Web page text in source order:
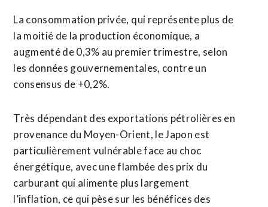
La consommation privée, ⁠qui représente plus de
la moitié ​de la ​production économique, a
augmenté de 0,3% au premier trimestre, ​selon
les données gouvernementales, contre un
consensus de +0,2%.
Très dépendant des exportations ‌pétrolières en
provenance ​du Moyen-Orient, le Japon est
particulièrement vulnérable face au ​choc
énergétique, avec une flambée des prix du
carburant qui alimente plus largement
l’inflation, ce qui pèse sur les bénéfices des